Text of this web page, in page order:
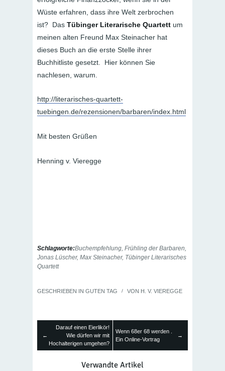
Wüste erfahren, dass ihre Welt zerbrochen
ist? Das Tübinger Literarische Quartett um
meinen alten Freund Max Steinacher hat
dieses Buch an die erste Stelle ihrer
Buchhitliste gesetzt. Hier können Sie
nachlesen, warum.
http://literarisches-quartett-
tuebingen.de/rezensionen/barbaren/index.html
Mit besten Grüßen
Henning v. Vieregge
Schlagworte:Buchempfehlung, Frühling der Barbaren,
Jonas Lüscher, Max Steinacher, Tübinger Literarisches
Quartett
GESCHRIEBEN IN GUTEN TAG / VON H. V. VIEREGGE
←
Darauf einen Eierlikör!
Wie dürfen wir mit
Hochalterigen umgehen?
Wenn 68er 68 werden .
Ein Online-Vortrag
→
Verwandte Artikel